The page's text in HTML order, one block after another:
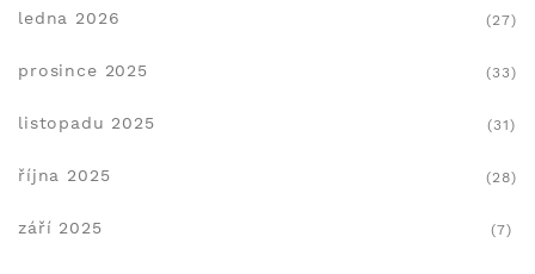
ledna 2026 (27)
prosince 2025 (33)
listopadu 2025 (31)
října 2025 (28)
září 2025 (7)